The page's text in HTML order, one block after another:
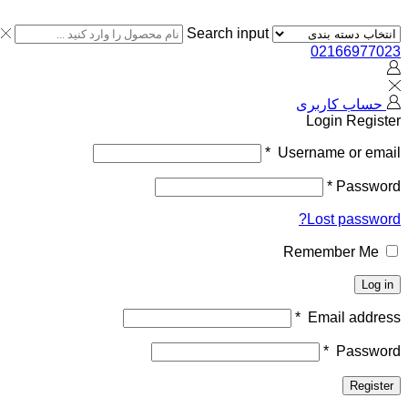
Search input
02166977023
حساب کاربری
Login Register
Username or email
*
Password
*
Lost password?
Remember Me
Log in
Email address
*
Password
*
Register